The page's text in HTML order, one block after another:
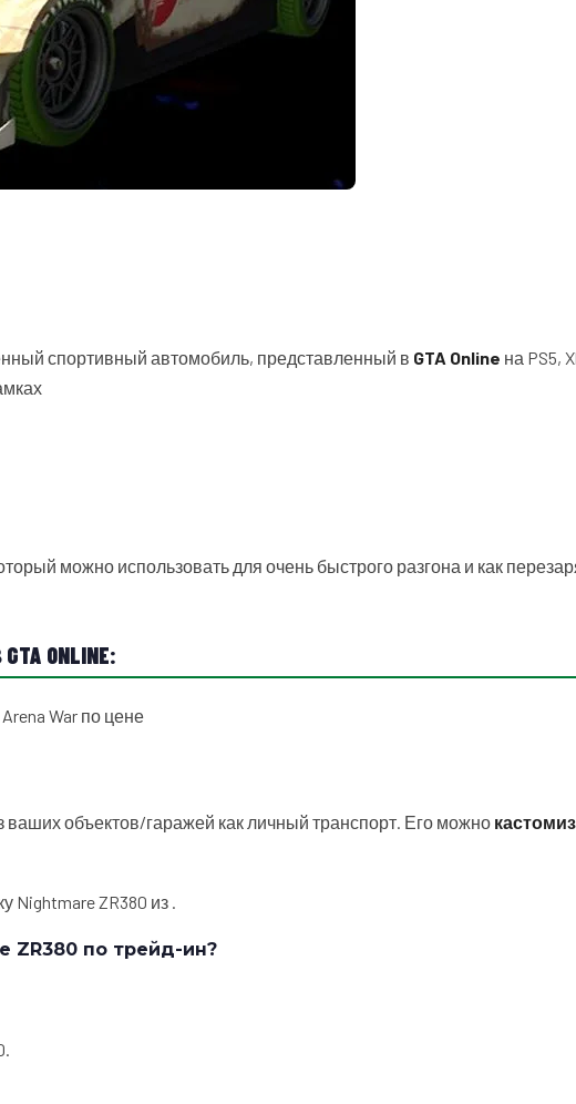
спортивный автомобиль, представленный в GTA Online на PS5,
можно использовать для очень быстрого разгона и как
ONLINE:
War по цене
ваших объектов/гаражей как личный транспорт. Его можно
Nightmare ZR380 из .
ZR380 по трейд-ин?